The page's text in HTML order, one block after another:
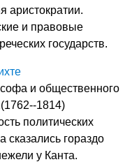
аристократии.
и правовые
государств.
и общественного
1814)
политических
сказались гораздо
у Канта.